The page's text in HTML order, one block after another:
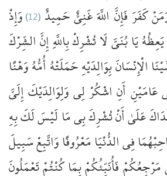
كَفَرَفَإِنَّ اللَّهَغَنِيٌّحَمِيدٌ(12) وَإِذْ
يَعِظُهُيَا بُنَيَّلَاتُشْرِكْبِاللَّهِإِنَّالشِّرْكَ
الْإِنْسَانَبِوَالِدَيْهِحَمَلَتْهُأُمُّهُوَهْنًا
عَامَيْنِأَنِاشْكُرْلِيوَلِوَالِدَيْكَإِلَيَّ
عَلَىٰأَنْتُشْرِكَبِيمَالَيْسَلَكَبِهِ
فِيالدُّنْيَامَعْرُوفًاوَاتَّبِعْسَبِيلَ
مَرْجِعُكُمْفَأُنَبِّئُكُمْبِمَاكُنْتُمْتَعْمَلُونَ